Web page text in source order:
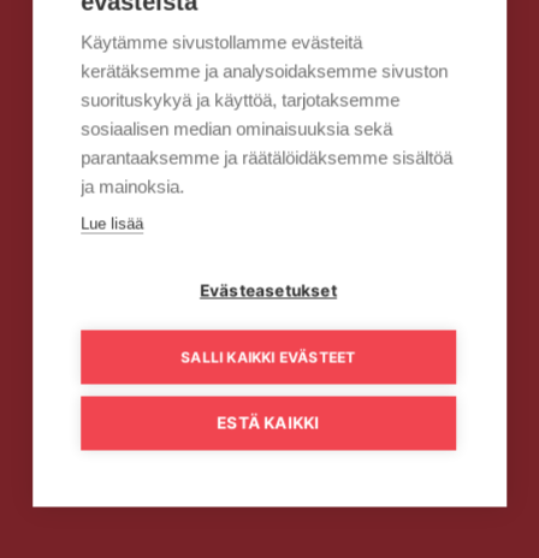
Käytämme sivustollamme evästeitä
kerätäksemme ja analysoidaksemme sivuston
suorituskykyä ja käyttöä, tarjotaksemme
sosiaalisen median ominaisuuksia sekä
parantaaksemme ja räätälöidäksemme sisältöä
ja mainoksia.
Lue lisää
Evästeasetukset
SALLI KAIKKI EVÄSTEET
ESTÄ KAIKKI